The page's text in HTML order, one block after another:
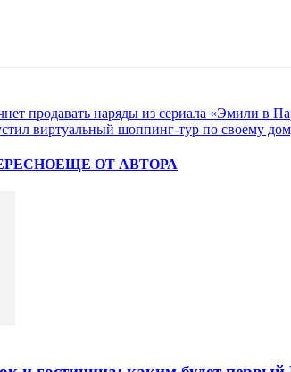
продавать наряды из сериала «Эмили в
виртуальный шоппинг-тур по своему
ЕЩЕ ОТ АВТОРА